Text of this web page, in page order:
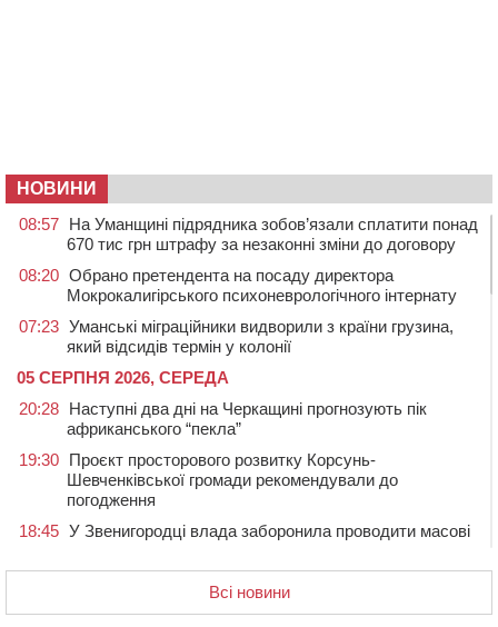
НОВИНИ
08:57 На Уманщині підрядника зобов’язали сплатити понад
670 тис грн штрафу за незаконні зміни до договору
08:20 Обрано претендента на посаду директора
Мокрокалигірського психоневрологічного інтернату
07:23 Уманські міграційники видворили з країни грузина,
який відсидів термін у колонії
05 СЕРПНЯ 2026, СЕРЕДА
20:28 Наступні два дні на Черкащині прогнозують пік
африканського “пекла”
19:30 Проєкт просторового розвитку Корсунь-
Шевченківської громади рекомендували до
погодження
18:45 У Звенигородці влада заборонила проводити масові
Боксерка з Черкащини готується до чемпіонату
Європи серед молоді
Всі новини